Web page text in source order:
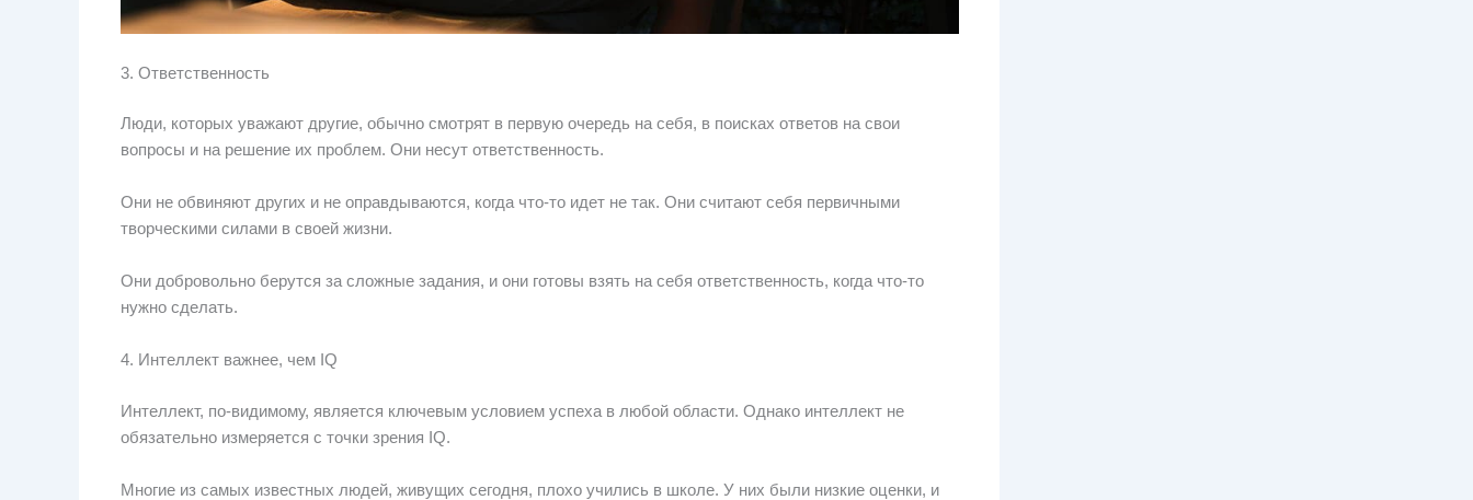
3. Ответственность
Люди, которых уважают другие, обычно смотрят в первую очередь на себя, в поисках ответов на свои
вопросы и на решение их проблем. Они несут ответственность.
Они не обвиняют других и не оправдываются, когда что-то идет не так. Они считают себя первичными
творческими силами в своей жизни.
Они добровольно берутся за сложные задания, и они готовы взять на себя ответственность, когда что-то
нужно сделать.
4. Интеллект важнее, чем IQ
Интеллект, по-видимому, является ключевым условием успеха в любой области. Однако интеллект не
обязательно измеряется с точки зрения IQ.
Многие из самых известных людей, живущих сегодня, плохо учились в школе. У них были низкие оценки, и